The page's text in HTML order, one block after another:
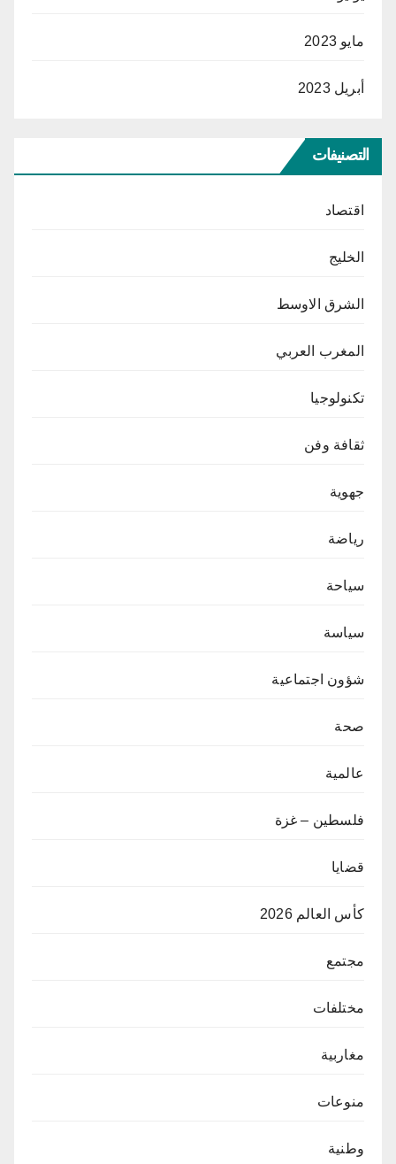
مايو 2023
أبريل 2023
التصنيفات
اقتصاد
الخليج
الشرق الاوسط
المغرب العربي
تكنولوجيا
ثقافة وفن
جهوية
رياضة
سياحة
سياسة
شؤون اجتماعية
صحة
عالمية
فلسطين – غزة
قضايا
كأس العالم 2026
مجتمع
مختلفات
مغاربية
منوعات
وطنية